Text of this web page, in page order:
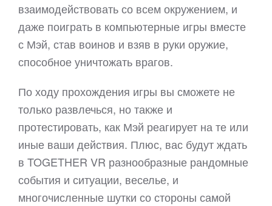
взаимодействовать со всем окружением, и
даже поиграть в компьютерные игры вместе
с Мэй, став воинов и взяв в руки оружие,
способное уничтожать врагов.
По ходу прохождения игры вы сможете не
только развлечься, но также и
протестировать, как Мэй реагирует на те или
иные ваши действия. Плюс, вас будут ждать
в TOGETHER VR разнообразные рандомные
события и ситуации, веселье, и
многочисленные шутки со стороны самой